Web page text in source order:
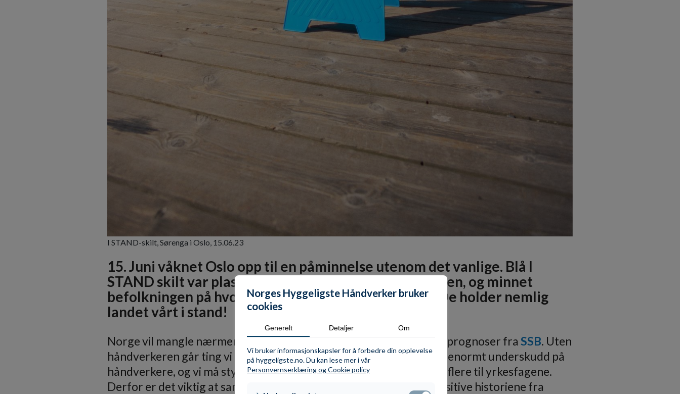
Norges Hyggeligste Håndverker bruker
cookies
Generelt Detaljer Om
Vi bruker informasjonskapsler for å forbedre din opplevelse
på hyggeligste.no. Du kan lese mer i vår
Personvernserklæring og Cookie policy
I STAND-skilt, Sørenga i Oslo, 15.06.23
15. Juni våknet Oslo opp til en påminnelse utenom det vanlige. Blå I
STAND skilt var plassert ut på mange ulike steder i byen, og minnet
befolkningen på hvor viktige håndverkerne våre er. De holder nemlig
landet vårt i stand!
Norge vil mangle nærmere 100 000 fagarbeidere innen 2035, viser prognoser fra SSB. Uten
håndverkeren går ting vi tar for gitt fra i stand, til i ustand. Vi har et enormt underskudd på
håndverkere, og vi må styrke bransjens omdømme for å rekruttere flere til yrkesfagene.
Derfor er det viktig at samfunn og media løfter frem de gode og positive historiene fra